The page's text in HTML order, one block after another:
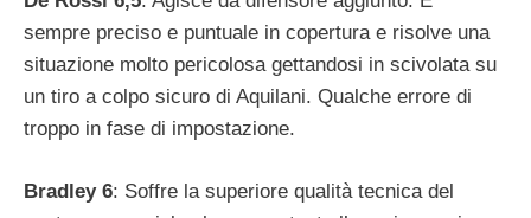
sempre preciso e puntuale in copertura e risolve una
situazione molto pericolosa gettandosi in scivolata su
un tiro a colpo sicuro di Aquilani. Qualche errore di
troppo in fase di impostazione.
Bradley 6: Soffre la superiore qualità tecnica del